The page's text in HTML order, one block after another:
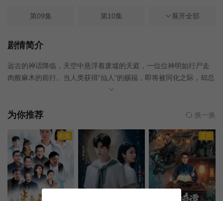
第09集 第10集 第11集
第12集
第15集 第16集 第17集
第24集 第01集 第02集
第03集 第05集
展开全部
剧情简介
远古的神话降临，天空中悬浮着废墟的天庭，一位位神明如行尸走
肉般麻木的前行。当人类获得“仙人”的赐福，即将被同化之际，却总
有一批人站出来，坚守自己的本心！
为你推荐 换一换
剧集 正片